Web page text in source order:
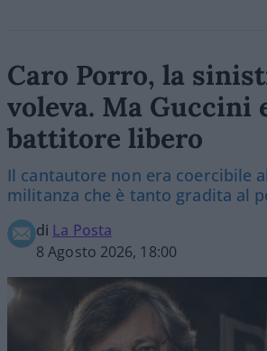
Caro Porro, la
voleva. Ma Guccini
battitore libero
Il cantautore non era coercibile
militanza che è tanto gradita al
di La Posta
8 Agosto 2026, 18:00